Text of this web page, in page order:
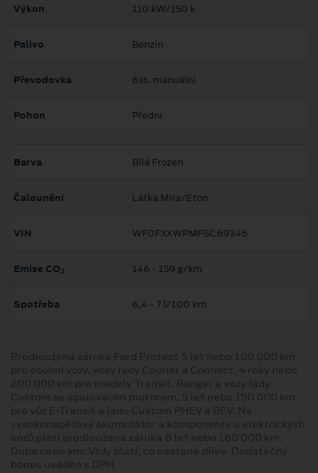
Výkon 110 kW/150 k
Palivo Benzín
Převodovka 6st. manuální
Pohon Přední
Barva Bílá Frozen
Čalounění Látka Mira/Eton
VIN WF0FXXWPMFSC69346
Emise CO2 146 ‐ 159 g/km
Spotřeba 6,4 ‐ 7 l/100 km
Prodloužená záruka Ford Protect 5 let nebo 100 000 km
pro osobní vozy, vozy řady Courier a Connect, 4 roky nebo
200 000 km pro modely Transit, Ranger a vozy řady
Custom se spalovacím motorem, 5 let nebo 150 000 km
pro vůz E-Transit a řadu Custom PHEV a BEV. Na
vysokonapěťový akumulátor a komponenty u elektrických
vozů platí prodloužená záruka 8 let nebo 160 000 km.
Doba nebo km: Vždy platí, co nastane dříve. Dodatečný
bonus uváděn s DPH.